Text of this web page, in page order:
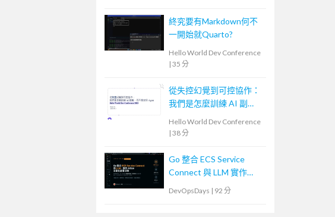
終究要有Markdown何不
一開始就Quarto?
Hello World Dev Conference
| 35 分
從失控幻覺到可控協作：
我們是怎麼訓練 AI 副
Hello World Dev Conference
| 38 分
Go 整合 ECS Service
Connect 與 LLM 實作
AIOps 自動化決策
DevOpsDays | 92 分